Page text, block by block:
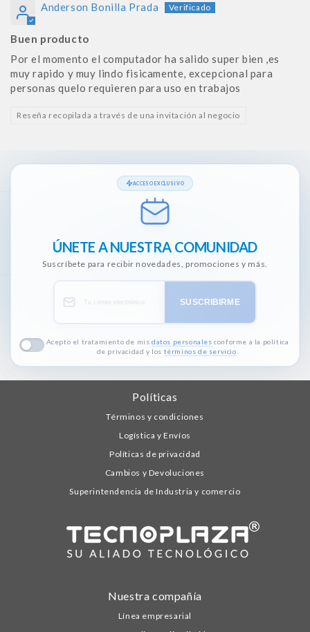
Anderson Bonilla Prada
Buen producto
Por el momento el computador ha salido super bien ,es
muy rapido y muy lindo fisicamente, excepcional para
personas quelo requieren para uso en trabajos
Reseña recopilada a través de una invitación al negocio
ACCESO EXCLUSIVO
ÚNETE A NUESTRA COMUNIDAD
Suscríbete para recibir novedades, promociones y más.
SUSCRIBIRME
Acepto el tratamiento de mis datos personales conforme a la política
de privacidad y los términos de servicio
Políticas
Términos y condiciones
Logística y Envíos
Políticas de privacidad
Cambios y Devoluciones
Superintendencia de Industria y comercio
Nuestra compañía
Línea empresarial